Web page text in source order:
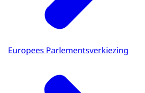
Europees Parlementsverkiezing